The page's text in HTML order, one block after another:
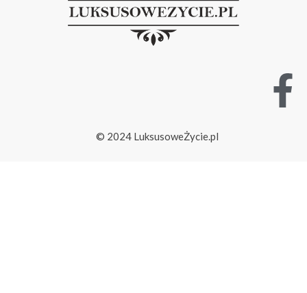
© 2024 LuksusoweŻycie.pl